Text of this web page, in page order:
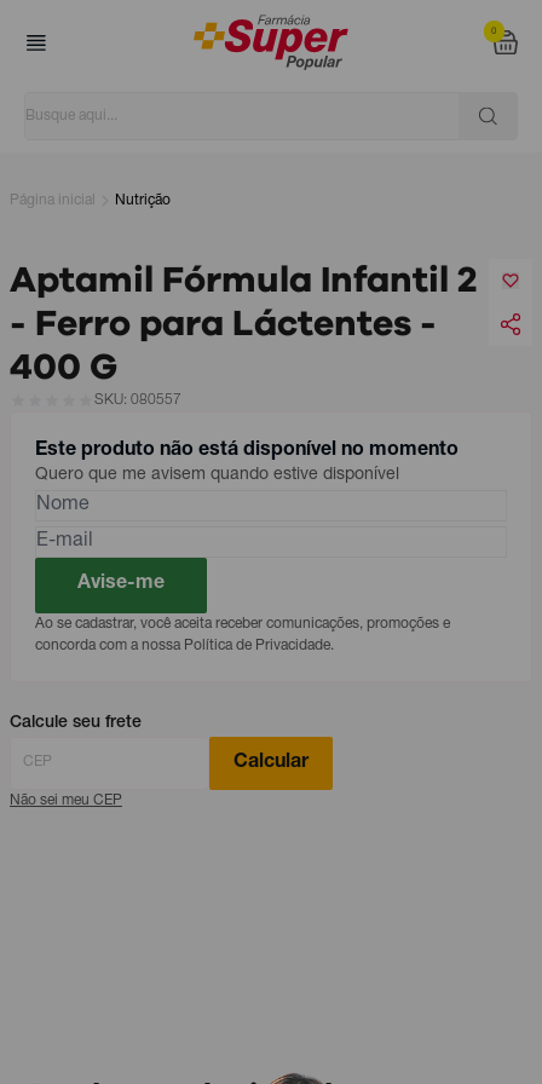
0
Página inicial Nutrição
Aptamil Fórmula Infantil 2
- Ferro para Láctentes -
400 G
SKU: 080557
Este produto não está disponível no momento
Quero que me avisem quando estive disponível
Avise-me
Ao se cadastrar, você aceita receber comunicações, promoções e
concorda com a nossa Política de Privacidade.
Calcule seu frete
Calcular
Não sei meu CEP